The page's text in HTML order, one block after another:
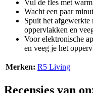
Vul de fles met
Wacht een paar
Spuit het afgewerkte
oppervlakken en
Voor elektronische
en veeg je het
Merken: R5 Living
Recensies van